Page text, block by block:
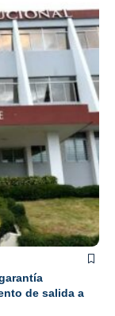
de salida a